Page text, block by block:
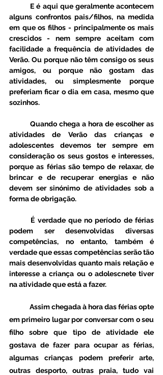
alguns confrontos pais/filhos, na medida
em que os filhos - principalmente os mais
crescidos - nem sempre aceitam com
facilidade a frequência de atividades de
Verão. Ou porque não têm consigo os seus
amigos, ou porque não gostam das
atividades, ou simplesmente porque
preferiam ficar o dia em casa, mesmo que
sozinhos.
atividades de Verão das crianças e
adolescentes devemos ter sempre em
consideração os seus gostos e interesses,
porque as férias são tempo de relaxar, de
brincar e de recuperar energias e não
devem ser sinónimo de atividades sob a
forma de obrigação.
podem ser desenvolvidas diversas
competências, no entanto, também é
verdade que essas competências serão tão
mais desenvolvidas quanto mais relação e
interesse a criança ou o adolescnete tiver
na atividade que está a fazer.
em primeiro lugar por conversar com o seu
filho sobre que tipo de atividade ele
gostava de fazer para ocupar as férias,
algumas crianças podem preferir arte,
outras desporto, outras praia, tudo vai